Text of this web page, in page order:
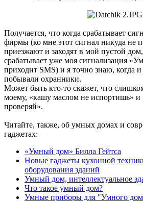
Получается, что когда срабатывает
фирмы (ко мне этот сигнал никуда не
приезжают и заходят в мой пустой
срабатывает уже моя сигнализация
приходит SMS) и я точно знаю, когда
побывали охранники.
Может быть кто-то скажет, что
моему, «кашу маслом не испортишь» и
проверяй».
Читайте, также, об умных домах и
гаджетах:
«Умный дом» Билла Гейтса
Новые гаджеты кухонной
оборудования зданий
Умный дом, интеллектуальное
Что такое умный дом?
Умные приборы для "Умного